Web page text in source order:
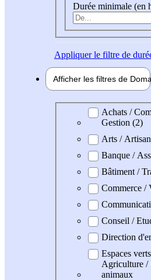
Durée minimale (en
Appliquerle filtre de
Afficher les filtres de
Domaine professionel
Achats /
Gestion (2)
Arts /
Banque /
Bâtiment /
Commerce /
Conseil /
Direction
Espaces
Agriculture /
animaux